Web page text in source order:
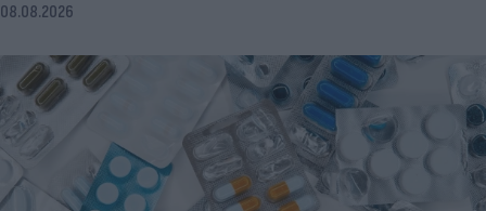
08.08.2026